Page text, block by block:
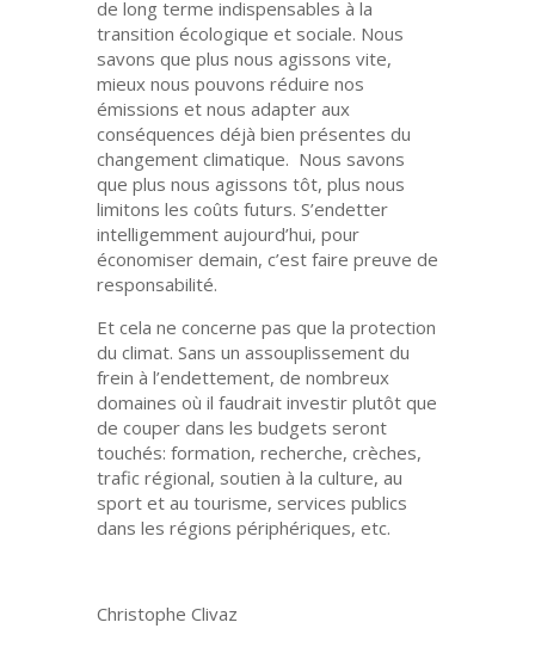
de long terme indispensables à la
transition écologique et sociale. Nous
savons que plus nous agissons vite,
mieux nous pouvons réduire nos
émissions et nous adapter aux
conséquences déjà bien présentes du
changement climatique. Nous savons
que plus nous agissons tôt, plus nous
limitons les coûts futurs. S’endetter
intelligemment aujourd’hui, pour
économiser demain, c’est faire preuve de
responsabilité.
Et cela ne concerne pas que la protection
du climat. Sans un assouplissement du
frein à l’endettement, de nombreux
domaines où il faudrait investir plutôt que
de couper dans les budgets seront
touchés: formation, recherche, crèches,
trafic régional, soutien à la culture, au
sport et au tourisme, services publics
dans les régions périphériques, etc.
Christophe Clivaz